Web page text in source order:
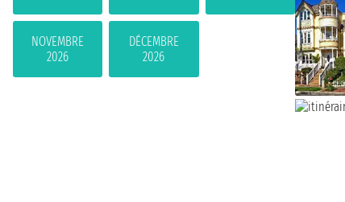
NOVEMBRE
2026
DÉCEMBRE
2026